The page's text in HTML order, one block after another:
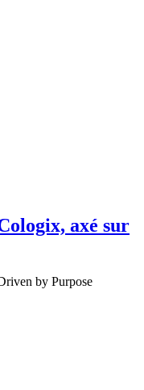
axé sur
by Purpose